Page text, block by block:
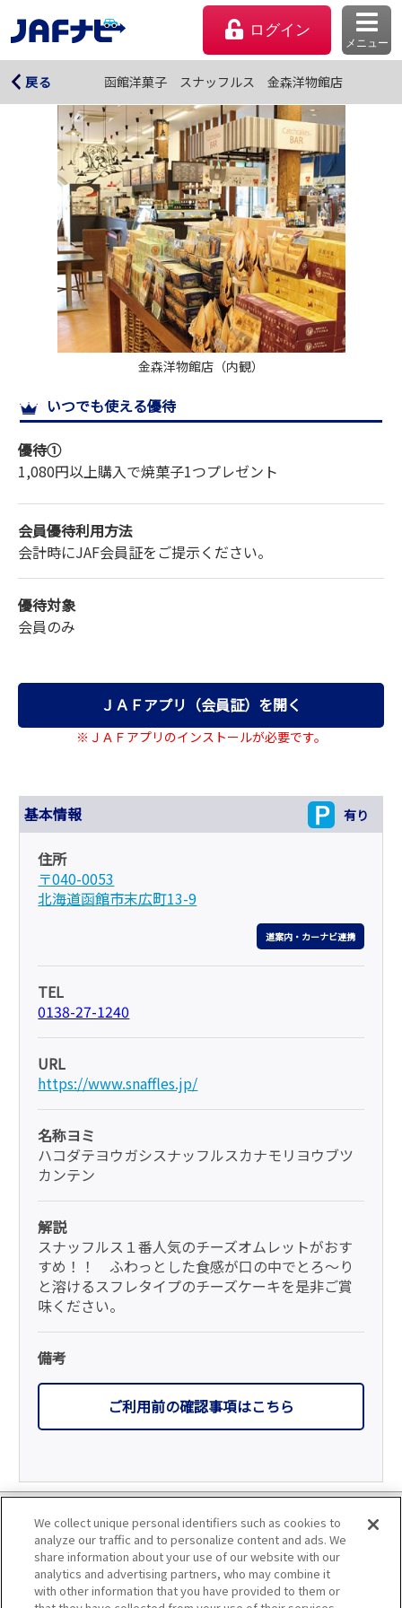
ログイン
メニュー
マイページ
会員優待のご利用方法
サイトマップ
戻る 函館洋菓子 スナッフルス 金森洋物館店
函館洋菓子 スナッフルス 金森洋物館店
金森洋物館店（内観）
いつでも使える優待
優待①
1,080円以上購入で焼菓子1つプレゼント
会員優待利用方法
会計時にJAF会員証をご提示ください。
優待対象
会員のみ
ＪＡＦアプリ（会員証）を開く
※ＪＡＦアプリのインストールが必要です。
基本情報 有り
住所
〒040-0053
北海道函館市末広町13-9
道案内・カーナビ連携
TEL
0138-27-1240
URL
https://www.snaffles.jp/
名称ヨミ
ハコダテヨウガシスナッフルスカナモリヨウブツ
カンテン
解説
スナッフルス１番人気のチーズオムレットがおす
すめ！！ ふわっとした食感が口の中でとろ～り
と溶けるスフレタイプのチーズケーキを是非ご賞
味ください。
備考
ご利用前の確認事項はこちら
個人情報の取り扱いについて
会員優待サービスの提携をご検討の方へ
We collect unique personal identifiers such as cookies to
analyze our traffic and to personalize content and ads. We
share information about your use of our website with our
analytics and advertising partners, who may combine it
with other information that you have provided to them or